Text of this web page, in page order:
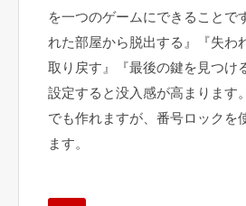
を一つのゲームにできることで
れた部屋から脱出する』『失わ
取り戻す』『最後の鍵を見つけ
設定すると没入感が高まります
でも作れますが、番号ロックを
ます。